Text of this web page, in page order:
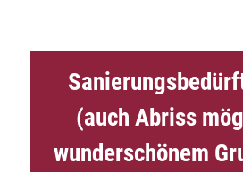
(auch Abriss
wunderschönem